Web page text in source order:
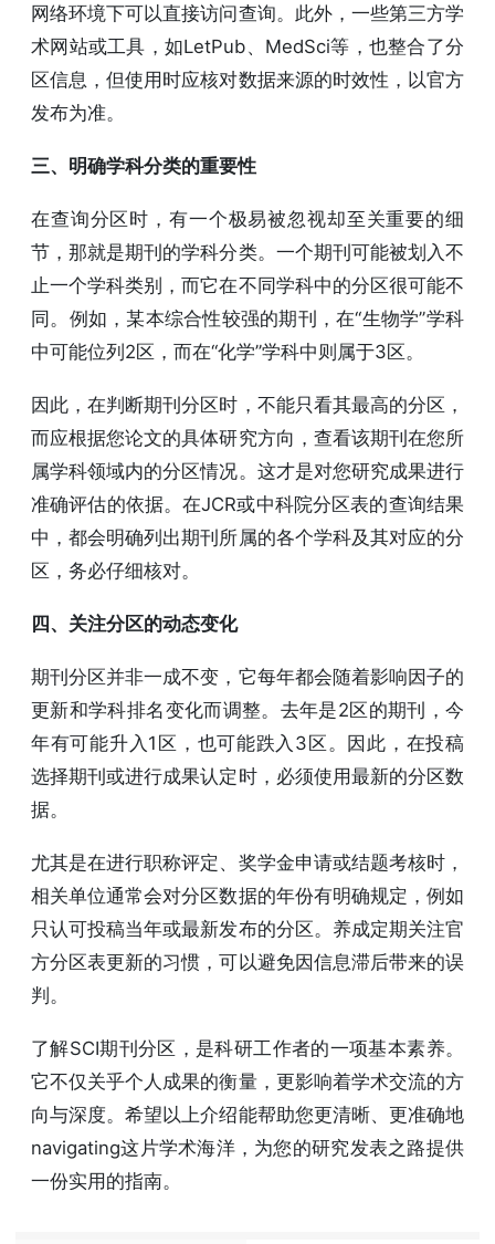
网络环境下可以直接访问查询。此外，一些第三方学
术网站或工具，如LetPub、MedSci等，也整合了分
区信息，但使用时应核对数据来源的时效性，以官方
发布为准。
三、明确学科分类的重要性
在查询分区时，有一个极易被忽视却至关重要的细
节，那就是期刊的学科分类。一个期刊可能被划入不
止一个学科类别，而它在不同学科中的分区很可能不
同。例如，某本综合性较强的期刊，在“生物学”学科
中可能位列2区，而在“化学”学科中则属于3区。
因此，在判断期刊分区时，不能只看其最高的分区，
而应根据您论文的具体研究方向，查看该期刊在您所
属学科领域内的分区情况。这才是对您研究成果进行
准确评估的依据。在JCR或中科院分区表的查询结果
中，都会明确列出期刊所属的各个学科及其对应的分
区，务必仔细核对。
四、关注分区的动态变化
期刊分区并非一成不变，它每年都会随着影响因子的
更新和学科排名变化而调整。去年是2区的期刊，今
年有可能升入1区，也可能跌入3区。因此，在投稿
选择期刊或进行成果认定时，必须使用最新的分区数
据。
尤其是在进行职称评定、奖学金申请或结题考核时，
相关单位通常会对分区数据的年份有明确规定，例如
只认可投稿当年或最新发布的分区。养成定期关注官
方分区表更新的习惯，可以避免因信息滞后带来的误
判。
了解SCI期刊分区，是科研工作者的一项基本素养。
它不仅关乎个人成果的衡量，更影响着学术交流的方
向与深度。希望以上介绍能帮助您更清晰、更准确地
navigating这片学术海洋，为您的研究发表之路提供
一份实用的指南。